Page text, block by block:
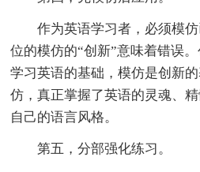
作为英语学习者，必须模
位的模仿的“创新”意味着错误
学习英语的基础，模仿是创新
仿，真正掌握了英语的灵魂、
自己的语言风格。
第五，分部强化练习。